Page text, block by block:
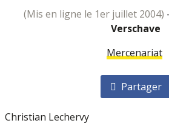
(mis en ligne le 1er juillet 2004) -
Verschave
Mercenariat
Partager
Christian Lechervy